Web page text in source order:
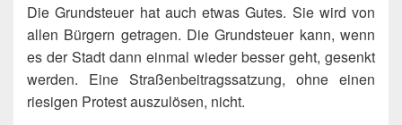
Die Grundsteuer hat auch etwas Gutes. Sie wird von
allen Bürgern getragen. Die Grundsteuer kann, wenn
es der Stadt dann einmal wieder besser geht, gesenkt
werden. Eine Straßenbeitragssatzung, ohne einen
riesigen Protest auszulösen, nicht.